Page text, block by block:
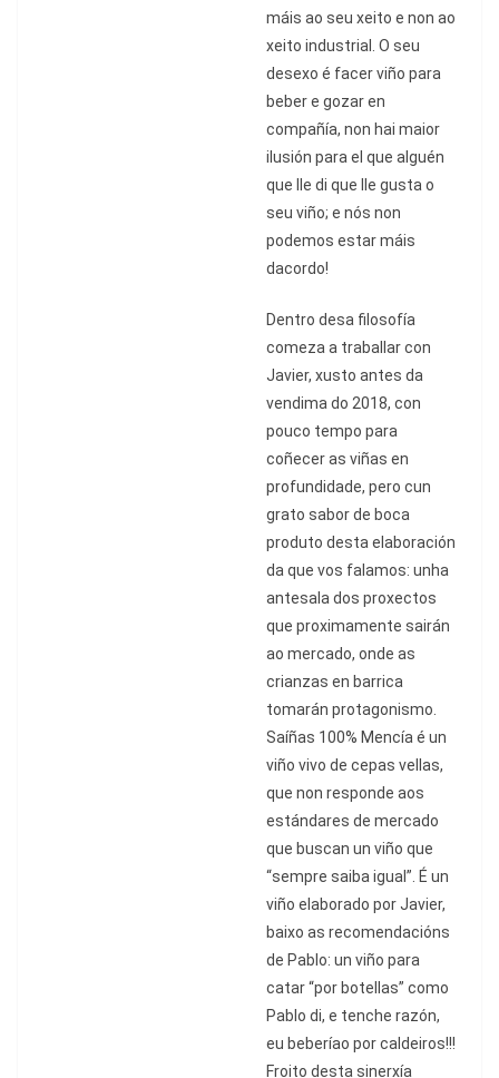
máis ao seu xeito e non ao
xeito industrial. O seu
desexo é facer viño para
beber e gozar en
compañía, non hai maior
ilusión para el que alguén
que lle di que lle gusta o
seu viño; e nós non
podemos estar máis
dacordo!
Dentro desa filosofía
comeza a traballar con
Javier, xusto antes da
vendima do 2018, con
pouco tempo para
coñecer as viñas en
profundidade, pero cun
grato sabor de boca
produto desta elaboración
da que vos falamos: unha
antesala dos proxectos
que proximamente sairán
ao mercado, onde as
crianzas en barrica
tomarán protagonismo.
Saíñas 100% Mencía é un
viño vivo de cepas vellas,
que non responde aos
estándares de mercado
que buscan un viño que
“sempre saiba igual ”. É un
viño elaborado por Javier,
baixo as recomendacións
de Pablo: un viño para
catar“por botellas” como
Pablo di, e tenche razón,
eu beberíao por caldeiros!!!
Froito desta sinerxía